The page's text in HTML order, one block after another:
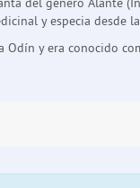
y especia
Odín y era conocido